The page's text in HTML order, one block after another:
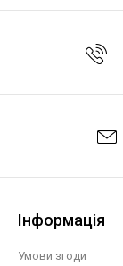
Інформація
Умови згоди